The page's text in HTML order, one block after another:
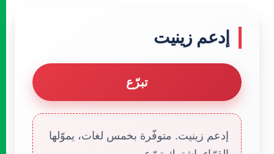
إدعم زينيت
تبرّع
إدعم زينيت. متوفّرة بخمس لغات، يموّلها